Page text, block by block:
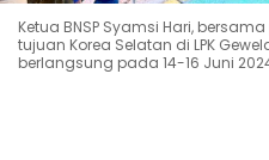
Ketua BNSP Syamsi Hari,
tujuan Korea Selatan di LPK
berlangsung pada 14-16 Juni